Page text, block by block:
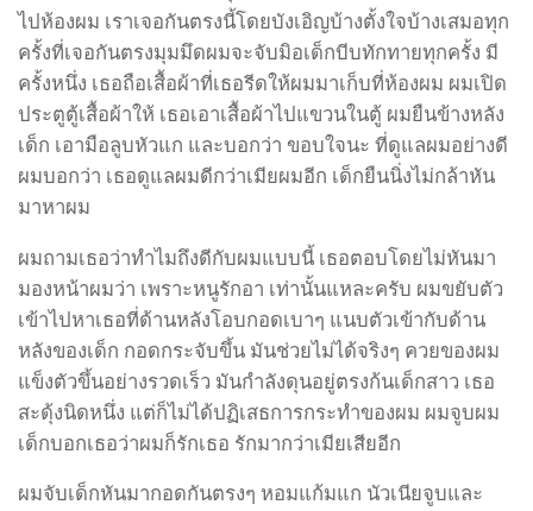
ไปห้องผม เราเจอกันตรงนี้โดยบังเอิญบ้างตั้งใจบ้างเสมอทุก
ครั้งที่เจอกันตรงมุมมึดผมจะจับมิอเด็กบีบทักทายทุกครั้ง มี
ครั้งหนึ่ง เธอถือเสื้อผ้าที่เธอรีดให้ผมมาเก็บที่ห้องผม ผมเปิด
ประตูตู้เสื้อผ้าให้ เธอเอาเสื้อผ้าไปแขวนในตู้ ผมยืนข้างหลัง
เด็ก เอามือลูบหัวแก และบอกว่า ขอบใจนะ ที่ดูแลผมอย่างดี
ผมบอกว่า เธอดูแลผมดีกว่าเมียผมอีก เด็กยืนนิ่งไม่กล้าหัน
มาหาผม
ผมถามเธอว่าทำไมถึงดีกับผมแบบนี้ เธอตอบโดยไม่หันมา
มองหน้าผมว่า เพราะหนูรักอา เท่านั้นแหละครับ ผมขยับตัว
เข้าไปหาเธอที่ด้านหลังโอบกอดเบาๆ แนบตัวเข้ากับด้าน
หลังของเด็ก กอดกระจับขึ้น มันช่วยไม่ได้จริงๆ ควยของผม
แข็งตัวขึ้นอย่างรวดเร็ว มันกำลังดุนอยู่ตรงก้นเด็กสาว เธอ
สะดุ้งนิดหนึ่ง แต่ก็ไม่ได้ปฏิเสธการกระทำของผม ผมจูบผม
เด็กบอกเธอว่าผมก็รักเธอ รักมากว่าเมียเสียอีก
ผมจับเด็กหันมากอดกันตรงๆ หอมแก้มแก นัวเนียจูบและ